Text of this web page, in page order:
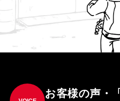
お客様の声・